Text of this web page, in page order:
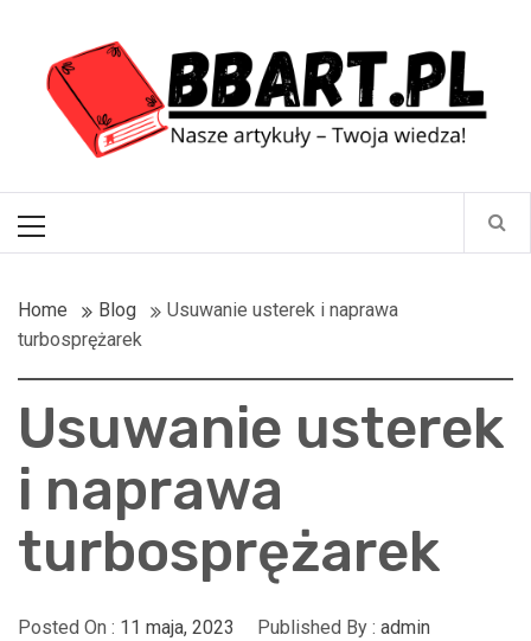
contentBBart.pl
Menu
Home Blog
Usuwanie usterek i naprawa
turbosprężarek
Usuwanie usterek
i naprawa
turbosprężarek
Posted On : 11 maja, 2023 Published By : admin